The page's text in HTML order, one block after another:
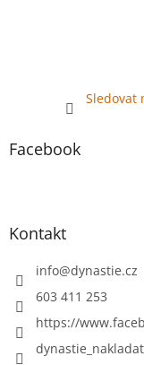
Sledovat
Facebook
Kontakt
info@dynastie.cz
603 411 253
https://